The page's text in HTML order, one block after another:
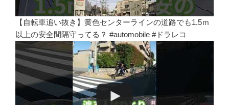
【自転車追い抜き】黄色センターラインの道路でも1.5ｍ
以上の安全間隔守ってる？ #automobile #ドラレコ